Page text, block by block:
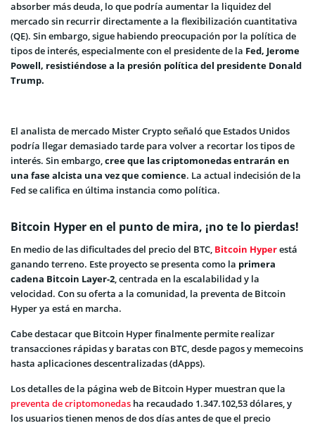
absorber más deuda, lo que podría aumentar la liquidez del
mercado sin recurrir directamente a la flexibilización cuantitativa
(QE). Sin embargo, sigue habiendo preocupación por la política de
tipos de interés, especialmente con el presidente de la Fed, Jerome
Powell, resistiéndose a la presión política del presidente Donald
Trump.
El analista de mercado Mister Crypto señaló que Estados Unidos
podría llegar demasiado tarde para volver a recortar los tipos de
interés. Sin embargo,cree que las criptomonedas entrarán en
una fase alcista una vez que comience. La actual indecisión de la
Fed se califica en última instancia como política.
Bitcoin Hyper en el punto de mira, ¡no te lo pierdas!
En medio de las dificultades del precio del BTC, Bitcoin Hyperestá
ganando terreno. Este proyecto se presenta como la primera
cadena Bitcoin Layer-2, centrada en la escalabilidad y la
velocidad. Con su oferta a la comunidad, la preventa de Bitcoin
Hyper ya está en marcha.
Cabe destacar que Bitcoin Hyper finalmente permite realizar
transacciones rápidas y baratas con BTC, desde pagos y memecoins
hasta aplicaciones descentralizadas (dApps).
Los detalles de la página web de Bitcoin Hyper muestran que la
preventa de criptomonedas ha recaudado 1.347.102,53 dólares, y
los usuarios tienen menos de dos días antes de que el precio